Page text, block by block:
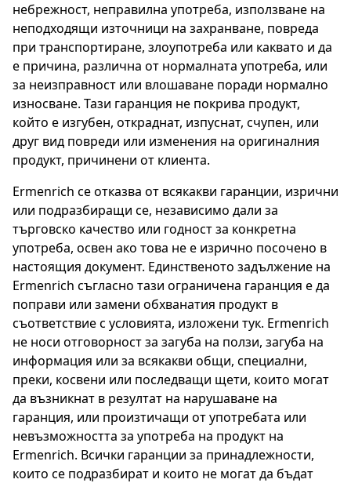
небрежност, неправилна употреба, използване на
неподходящи източници на захранване, повреда
при транспортиране, злоупотреба или каквато и да
е причина, различна от нормалната употреба, или
за неизправност или влошаване поради нормално
износване. Тази гаранция не покрива продукт,
който е изгубен, откраднат, изпуснат, счупен, или
друг вид повреди или изменения на оригиналния
продукт, причинени от клиента.
Ermenrich се отказва от всякакви гаранции, изрични
или подразбиращи се, независимо дали за
търговско качество или годност за конкретна
употреба, освен ако това не е изрично посочено в
настоящия документ. Единственото задължение на
Ermenrich съгласно тази ограничена гаранция е да
поправи или замени обхванатия продукт в
съответствие с условията, изложени тук. Ermenrich
не носи отговорност за загуба на ползи, загуба на
информация или за всякакви общи, специални,
преки, косвени или последващи щети, които могат
да възникнат в резултат на нарушаване на
гаранция, или произтичащи от употребата или
невъзможността за употреба на продукт на
Ermenrich. Всички гаранции за принадлежности,
които се подразбират и които не могат да бъдат